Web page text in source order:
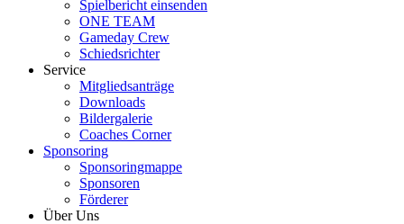
Spielbericht einsenden
ONE TEAM
Gameday Crew
Schiedsrichter
Service
Mitgliedsanträge
Downloads
Bildergalerie
Coaches Corner
Sponsoring
Sponsoringmappe
Sponsoren
Förderer
Über Uns